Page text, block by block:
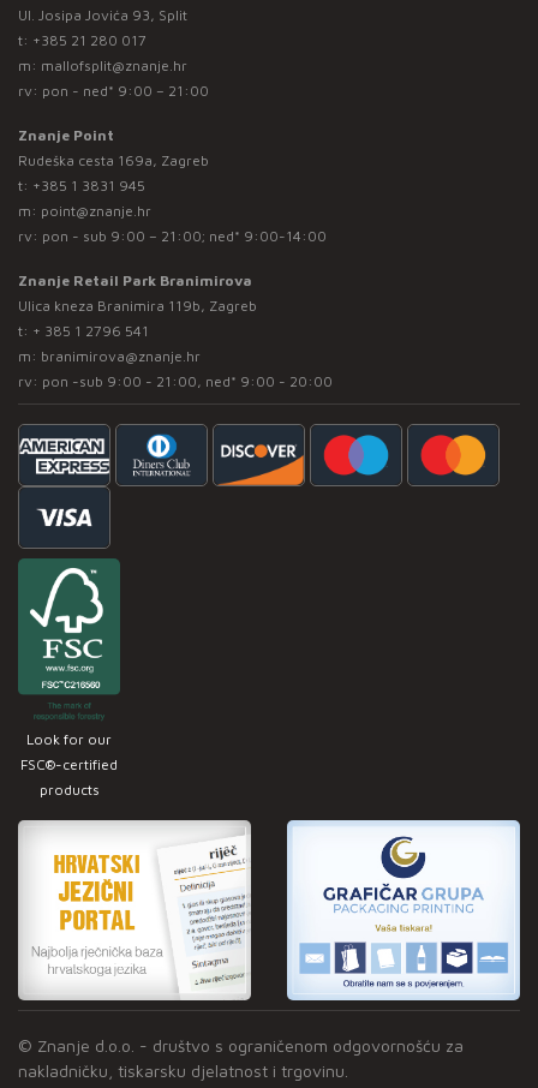
Ul. Josipa Jovića 93, Split
t: +385 21 280 017
m: mallofsplit@znanje.hr
rv: pon - ned* 9:00 – 21:00
Znanje Point
Rudeška cesta 169a, Zagreb
t: +385 1 3831 945
m: point@znanje.hr
rv: pon - sub 9:00 – 21:00; ned* 9:00-14:00
Znanje Retail Park Branimirova
Ulica kneza Branimira 119b, Zagreb
t: + 385 1 2796 541
m: branimirova@znanje.hr
rv: pon -sub 9:00 - 21:00, ned* 9:00 - 20:00
Look for our
FSC®-certified
products
© Znanje d.o.o. - društvo s ograničenom odgovornošću za
nakladničku, tiskarsku djelatnost i trgovinu.